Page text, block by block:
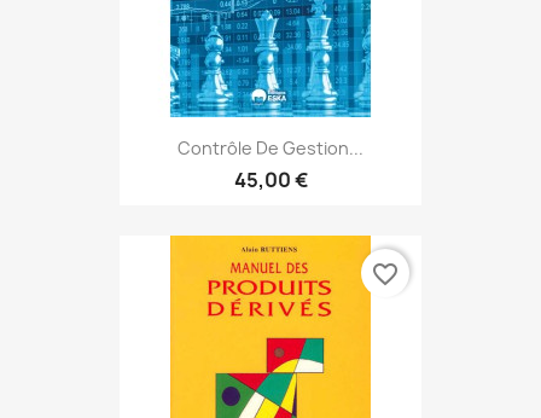
Contrôle De Gestion...
45,00 €
favorite_border